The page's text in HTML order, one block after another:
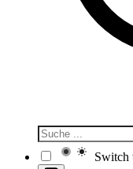
Switch